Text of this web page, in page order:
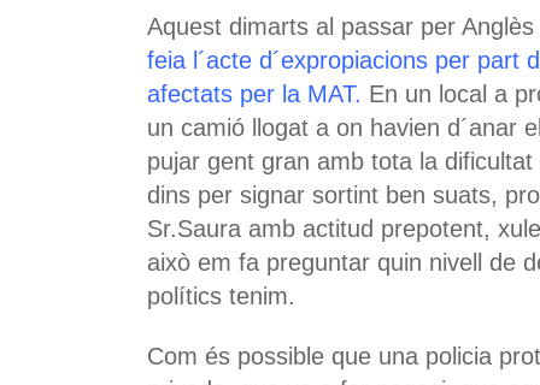
Aquest dimarts al passar per
feia l´acte d´expropiacions per part
afectats per la MAT. En un local a
un camió llogat a on havien d´anar
pujar gent gran amb tota la
dins per signar sortint ben suats,
Sr.Saura amb actitud prepotent,
això em fa preguntar quin nivell de
polítics tenim.
Com és possible que una policia